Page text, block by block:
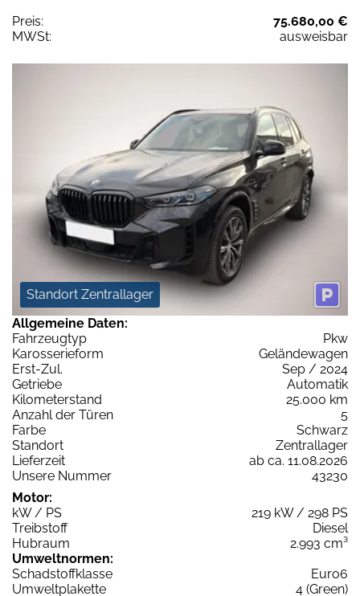
Preis:
75.680,00 €
MWSt:
ausweisbar
Standort Zentrallager
Allgemeine Daten:
Fahrzeugtyp
Pkw
Karosserieform
Geländewagen
Erst-Zul.
Sep / 2024
Getriebe
Automatik
Kilometerstand
25.000 km
Anzahl der Türen
5
Farbe
Schwarz
Standort
Zentrallager
Lieferzeit
ab ca. 11.08.2026
Unsere Nummer
43230
Motor:
kW / PS
219 kW / 298 PS
Treibstoff
Diesel
Hubraum
2.993 cm³
Umweltnormen:
Schadstoffklasse
Euro6
Umweltplakette
4 (Green)